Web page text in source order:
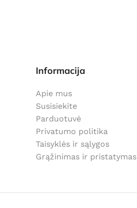
Informacija
Apie mus
Susisiekite
Parduotuvė
Privatumo politika
Taisyklės ir sąlygos
Grąžinimas ir pristatymas